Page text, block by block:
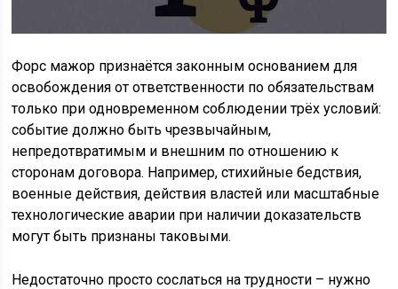
Форс мажор признаётся законным основанием для
освобождения от ответственности по обязательствам
только при одновременном соблюдении трёх условий:
событие должно быть чрезвычайным,
непредотвратимым и внешним по отношению к
сторонам договора. Например, стихийные бедствия,
военные действия, действия властей или масштабные
технологические аварии при наличии доказательств
могут быть признаны таковыми.
Недостаточно просто сослаться на трудности – нужно